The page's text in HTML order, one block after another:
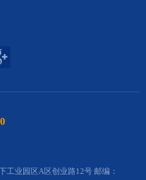
工业园区A区创业路12号 邮编：